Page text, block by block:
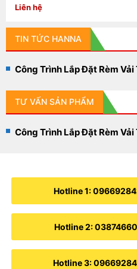
Liên hệ
TIN TỨC HANNA
Công Trình Lắp Đặt Rèm
TƯ VẤN SẢN PHẨM
Công Trình Lắp Đặt Rèm
Hotline 1:
Hotline 2:
Hotline 3: